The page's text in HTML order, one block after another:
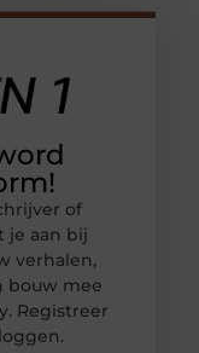
of
je aan bij
verhalen,
bouw mee
Registreer